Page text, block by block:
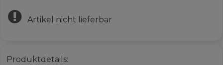
Artikel nicht lieferbar
Produktdetails: